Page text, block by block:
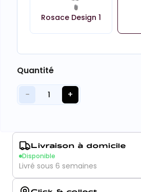
Rosace Design 1
Quantité
− 1 +
Livraison à domicile
Disponible
Livré sous 6 semaines